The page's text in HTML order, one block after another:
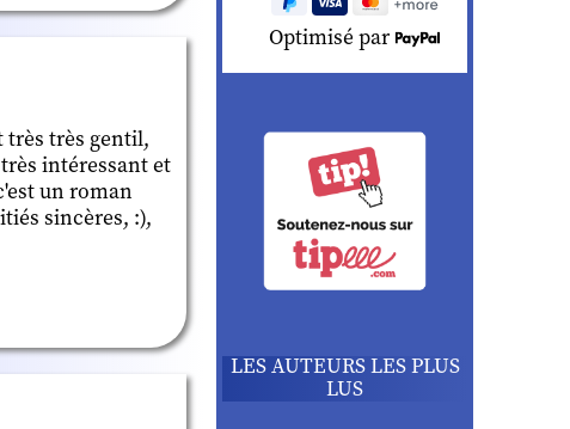
très très gentil,
intéressant et
un roman
sincères, :),
Optimisé par
LES AUTEURS LES PLUS
LUS